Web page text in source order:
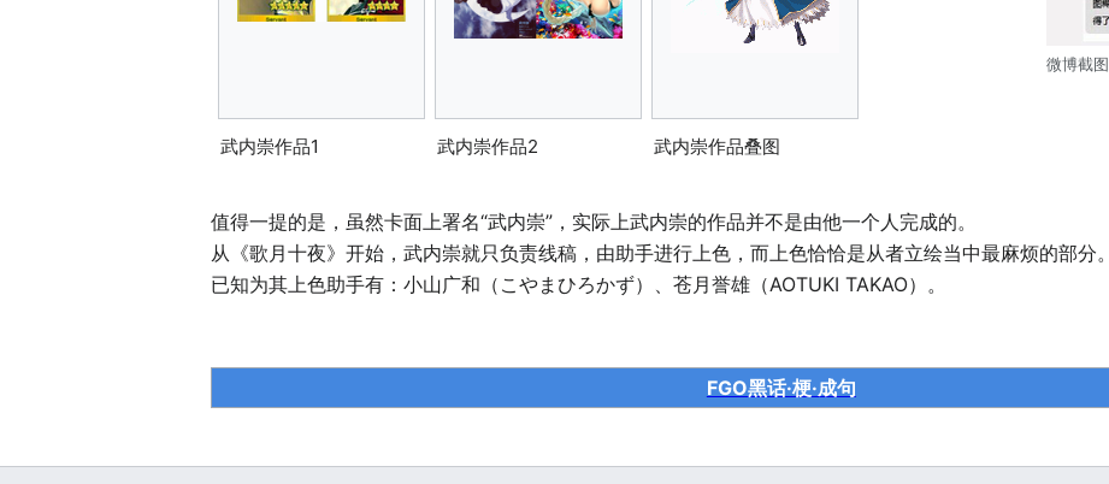
微博截图
武内崇作品1 武内崇作品2 武内崇作品叠图
值得一提的是，虽然卡面上署名“武内崇”，实际上武内崇的作品并不是由他一个人完成的。
从《歌月十夜》开始，武内崇就只负责线稿，由助手进行上色，而上色恰恰是从者立绘当中最麻烦的部分。
已知为其上色助手有：小山广和（こやまひろかず）、苍月誉雄（AOTUKI TAKAO）。
FGO黑话·梗·成句